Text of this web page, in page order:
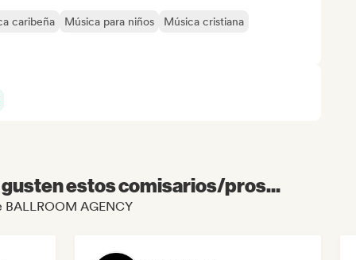
caribeña Música para niños
Música cristiana
estos comisarios/pros...
AGENCY